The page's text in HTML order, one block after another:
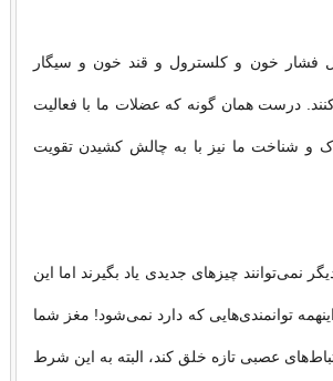
فشار خون و کلسترول و قند خون و سیگار
درست همان گونه که عضلات ما با فعالیت
و شناخت ما نیز با به چالش کشیدن تقویت
نمی‌توانند چیزهای جدیدی یاد بگیرند اما این
توانمندی‌هایی که دارد نمی‌شود! مغز شما
عصبی تازه خلق کند، البته به این شرط